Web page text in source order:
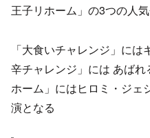
王子リホーム」の3つの人
「大食いチャレンジ」に
辛チャレンジ」には あば
ホーム」にはヒロミ・ジェ
演となる